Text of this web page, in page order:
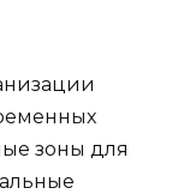
зоны для